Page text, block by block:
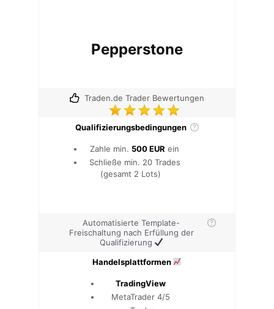
Pepperstone
Traden.de Trader Bewertungen
Qualifizierungsbedingungen
Zahle min. 500 EUR ein
Schließe min. 20 Trades
(gesamt 2 Lots)
Automatisierte Template-
Freischaltung nach Erfüllung der
Qualifizierung
Handelsplattformen
TradingView
MetaTrader 4/5